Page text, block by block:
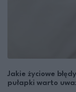
Jakie życiowe
pułapki warto